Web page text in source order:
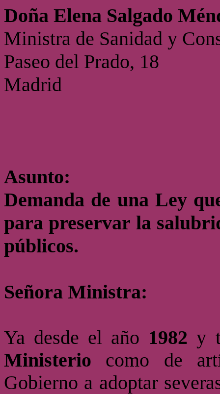
Doña Elena Salgado
Ministra de Sanidad y
Paseo del Prado, 18
Madrid
Asunto:
Demanda de una Ley
para preservar la
públicos.
Señora Ministra:
Ya desde el año 1982 y
Ministerio como de
Gobierno a adoptar